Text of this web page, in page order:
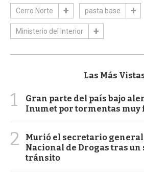
Cerro Norte pasta base
Ministerio del Interior
Las Más
1
Gran parte del país bajo
Inumet por tormentas muy
2
Murió el secretario general
Nacional de Drogas tras
tránsito